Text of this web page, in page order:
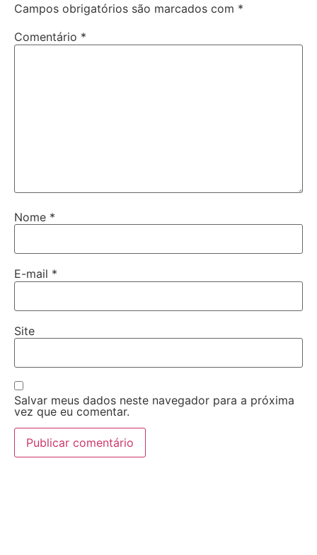
Campos obrigatórios são marcados com *
Comentário *
Nome *
E-mail *
Site
Salvar meus dados neste navegador para a próxima
vez que eu comentar.